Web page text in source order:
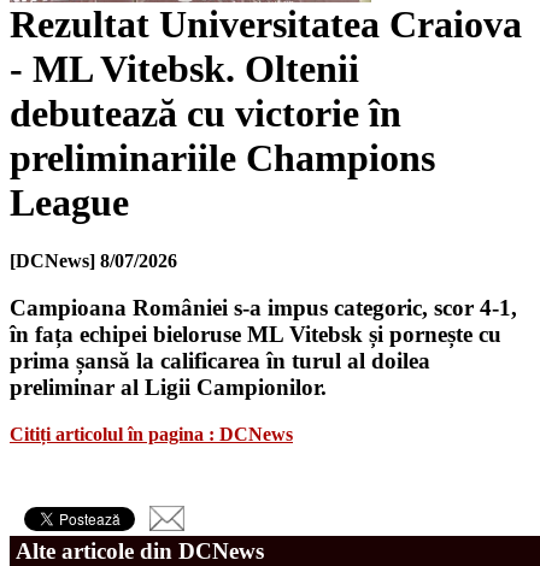
Rezultat Universitatea Craiova
- ML Vitebsk. Oltenii
debutează cu victorie în
preliminariile Champions
League
[DCNews] 8/07/2026
Campioana României s-a impus categoric, scor 4-1,
în fața echipei bieloruse ML Vitebsk și pornește cu
prima șansă la calificarea în turul al doilea
preliminar al Ligii Campionilor.
Citiți articolul în pagina : DCNews
Alte articole din DCNews